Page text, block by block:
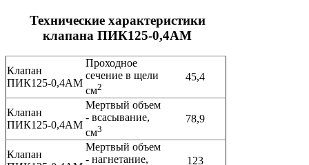
Технические характеристики
клапана ПИК125-0,4АМ
Клапан
ПИК125-0,4АМ
Проходное
сечение в щели
см2
45,4
Клапан
ПИК125-0,4АМ
Мертвый объем
- всасывание,
см3
78,9
Клапан
Мертвый объем
- нагнетание,
123